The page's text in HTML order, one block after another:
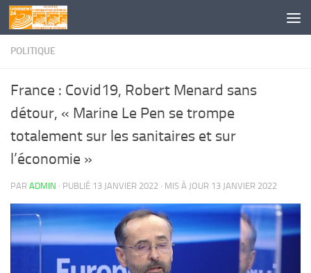
Skip to content
POLITIQUE
France : Covid19, Robert Menard sans
détour, « Marine Le Pen se trompe
totalement sur les sanitaires et sur
l’économie »
PAR ADMIN · PUBLIÉ 13 JANVIER 2022 · MIS À JOUR 13 JANVIER 2022